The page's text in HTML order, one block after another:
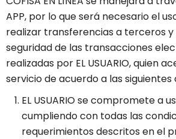
APP, por lo que será necesario el
realizar transferencias a terceros
seguridad de las transacciones
realizadas por EL USUARIO, quien
servicio de acuerdo a las siguientes
EL USUARIO se compromete a
cumpliendo con todas las
requerimientos descritos en el